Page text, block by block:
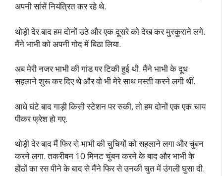
अपनी सांसें नियंत्रित कर रहे थे.
थोड़ी देर बाद हम दोनों उठे और एक दूसरे को देख कर मुस्कुराने लगे.
मैंने भाभी को अपनी गोद में बिठा लिया.
अब मेरी नजर भाभी की गांड पर टिकी हुई थी. मैंने भाभी के दूध
सहलाने शुरू कर दिए थे और वो भी मेरे साथ मस्ती करने लगी थीं.
आधे घंटे बाद गाड़ी किसी स्टेशन पर रुकी, तो हम दोनों एक एक चाय
पीकर फ्रेश हो गए.
थोड़ी देर बाद मैं फिर से भाभी की चुचियों को सहलाने लगा और चुंबन
करने लगा. तकरीबन 10 मिनट चुंबन करने के बाद और भाभी के
होंठों का रस पीने के बाद से मैंने फिर से उनकी चुत में उंगली घुसा दी.